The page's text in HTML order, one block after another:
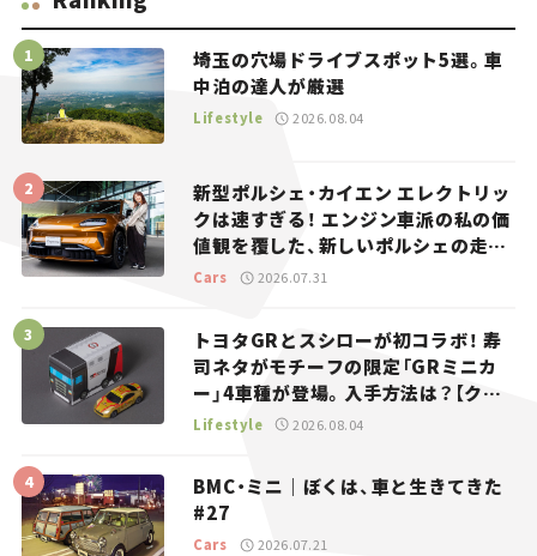
埼玉の穴場ドライブスポット5選。車
中泊の達人が厳選
Lifestyle 2026.08.04
新型ポルシェ・カイエン エレクトリッ
クは速すぎる！ エンジン車派の私の価
値観を覆した、新しいポルシェの走
り。
Cars 2026.07.31
トヨタGRとスシローが初コラボ！ 寿
司ネタがモチーフの限定「GRミニカ
ー」4車種が登場。入手方法は？【クル
マとホビー】
Lifestyle 2026.08.04
BMC・ミニ｜ぼくは、車と生きてきた
#27
Cars 2026.07.21